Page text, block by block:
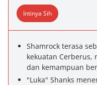
Intinya Sih
Shamrock terasa
kekuatan Cerberus,
dan kemampuan
"Luka" Shanks